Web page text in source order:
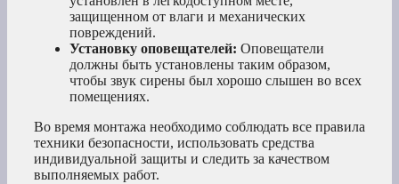
защищенном от влаги и механических
повреждений.
Установку оповещателей: Оповещатели
должны быть установлены таким образом,
чтобы звук сирены был хорошо слышен во всех
помещениях.
Во время монтажа необходимо соблюдать все правила
техники безопасности, использовать средства
индивидуальной защиты и следить за качеством
выполняемых работ.